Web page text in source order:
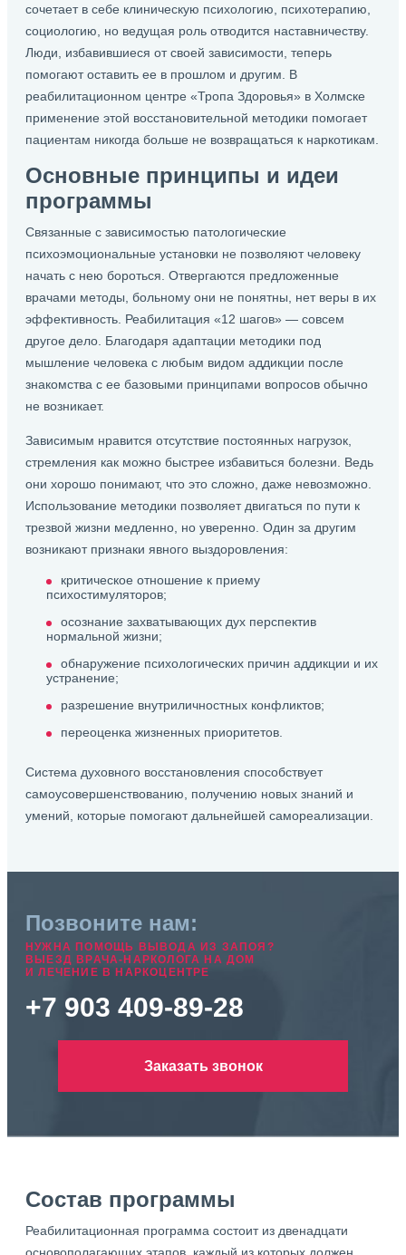
сочетает в себе клиническую психологию, психотерапию,
социологию, но ведущая роль отводится наставничеству.
Люди, избавившиеся от своей зависимости, теперь
помогают оставить ее в прошлом и другим. В
реабилитационном центре «Тропа Здоровья» в Холмске
применение этой восстановительной методики помогает
пациентам никогда больше не возвращаться к наркотикам.
Основные принципы и идеи
программы
Связанные с зависимостью патологические
психоэмоциональные установки не позволяют человеку
начать с нею бороться. Отвергаются предложенные
врачами методы, больному они не понятны, нет веры в их
эффективность. Реабилитация «12 шагов» — совсем
другое дело. Благодаря адаптации методики под
мышление человека с любым видом аддикции после
знакомства с ее базовыми принципами вопросов обычно
не возникает.
Зависимым нравится отсутствие постоянных нагрузок,
стремления как можно быстрее избавиться болезни. Ведь
они хорошо понимают, что это сложно, даже невозможно.
Использование методики позволяет двигаться по пути к
трезвой жизни медленно, но уверенно. Один за другим
возникают признаки явного выздоровления:
критическое отношение к приему
психостимуляторов;
осознание захватывающих дух перспектив
нормальной жизни;
обнаружение психологических причин аддикции и их
устранение;
разрешение внутриличностных конфликтов;
переоценка жизненных приоритетов.
Система духовного восстановления способствует
самоусовершенствованию, получению новых знаний и
умений, которые помогают дальнейшей самореализации.
Позвоните нам:
НУЖНА ПОМОЩЬ ВЫВОДА ИЗ ЗАПОЯ?
ВЫЕЗД ВРАЧА-НАРКОЛОГА НА ДОМ
И ЛЕЧЕНИЕ В НАРКОЦЕНТРЕ
+7 903 409-89-28
Заказать звонок
Состав программы
Реабилитационная программа состоит из двенадцати